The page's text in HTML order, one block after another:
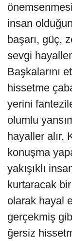
insan
başarı, güç,
sevgi
Başkalarını
hissetme
yerini
olumlu
hayaller alır.
konuşma
yakışıklı
kurtaracak
olarak hayal
gerçekmiş
ğersiz